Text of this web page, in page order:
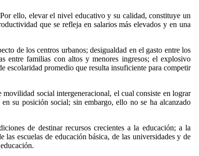
ello, elevar el nivel educativo y su calidad, constituye un
que se refleja en salarios más elevados y en una
de los centros urbanos; desigualdad en el gasto entre los
entre familias con altos y menores ingresos; el explosivo
escolaridad promedio que resulta insuficiente para competir
social intergeneracional, el cual consiste en lograr
su posición social; sin embargo, ello no se ha alcanzado
de destinar recursos crecientes a la educación; a la
escuelas de educación básica, de las universidades y de